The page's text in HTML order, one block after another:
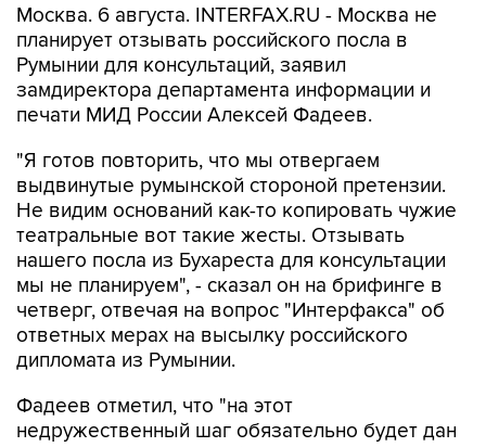
Москва. 6 августа. INTERFAX.RU - Москва не
планирует отзывать российского посла в
Румынии для консультаций, заявил
замдиректора департамента информации и
печати МИД России Алексей Фадеев.
"Я готов повторить, что мы отвергаем
выдвинутые румынской стороной претензии.
Не видим оснований как-то копировать чужие
театральные вот такие жесты. Отзывать
нашего посла из Бухареста для консультации
мы не планируем", - сказал он на брифинге в
четверг, отвечая на вопрос "Интерфакса" об
ответных мерах на высылку российского
дипломата из Румынии.
Фадеев отметил, что "на этот
недружественный шаг обязательно будет дан